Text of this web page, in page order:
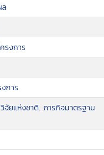
ล
รงการ
การ
ยแห่งชาติ. ภารกิจมาตรฐาน